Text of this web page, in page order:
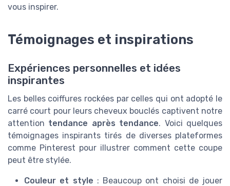
vous inspirer.
Témoignages et inspirations
Expériences personnelles et idées
inspirantes
Les belles coiffures rockées par celles qui ont adopté le
carré court pour leurs cheveux bouclés captivent notre
attention tendance après tendance. Voici quelques
témoignages inspirants tirés de diverses plateformes
comme Pinterest pour illustrer comment cette coupe
peut être stylée.
Couleur et style : Beaucoup ont choisi de jouer